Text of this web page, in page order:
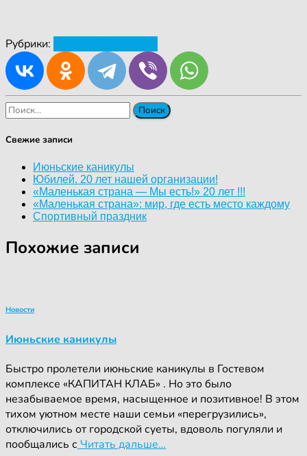
Рубрики:
Найти:
Свежие записи
Июньские каникулы
Юбилей. 20 лет нашей организации!
«Маленькая страна — Мы есть!» 20 лет !!!
«Маленькая страна»: мир, где есть место каждому
Спортивный праздник
Похожие записи
Новости
Июньские каникулы
Быстро пролетели июньские каникулы в Гостевом
комплексе «КАПИТАН КЛАБ» . Но это было
незабываемое время, насыщенное и позитивное! В этом
тихом уютном месте наши семьи «перегрузились»,
отключились от городской суеты, вдоволь погуляли и
пообщались с Читать дальше…